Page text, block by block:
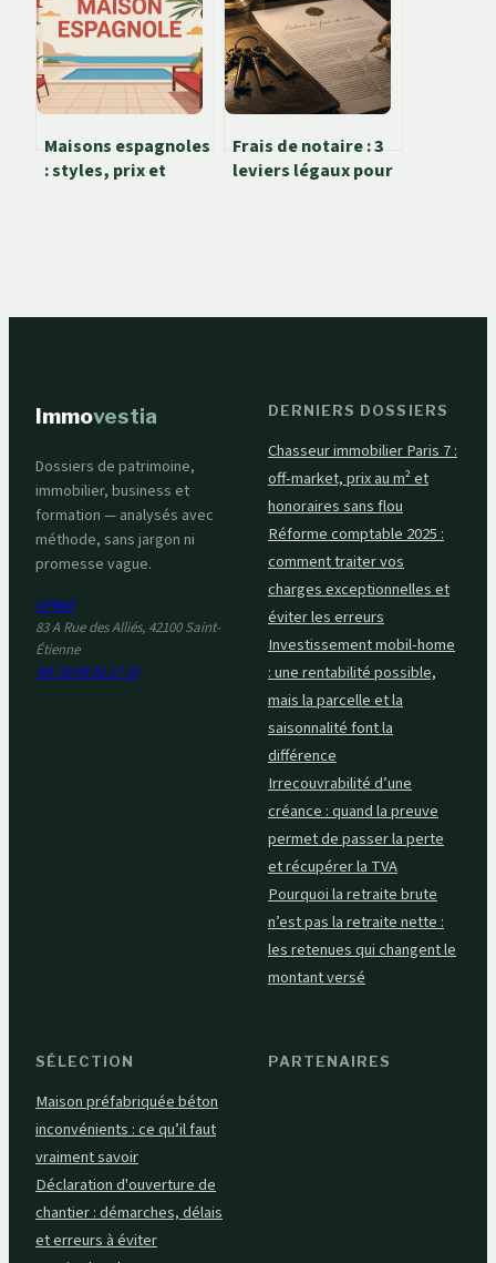
Maisons espagnoles
: styles, prix et
Frais de notaire : 3
leviers légaux pour
Immovestia
Dossiers de patrimoine,
immobilier, business et
formation — analysés avec
méthode, sans jargon ni
promesse vague.
OFRAE
83 A Rue des Alliés, 42100 Saint-
Étienne
Tél. 06 08 42 17 10
DERNIERS DOSSIERS
Chasseur immobilier Paris 7 :
off-market, prix au m² et
honoraires sans flou
Réforme comptable 2025 :
comment traiter vos
charges exceptionnelles et
éviter les erreurs
Investissement mobil-home
: une rentabilité possible,
mais la parcelle et la
saisonnalité font la
différence
Irrecouvrabilité d’une
créance : quand la preuve
permet de passer la perte
et récupérer la TVA
Pourquoi la retraite brute
n’est pas la retraite nette :
les retenues qui changent le
montant versé
SÉLECTION
Maison préfabriquée béton
inconvénients : ce qu’il faut
vraiment savoir
Déclaration d'ouverture de
chantier : démarches, délais
et erreurs à éviter
PARTENAIRES